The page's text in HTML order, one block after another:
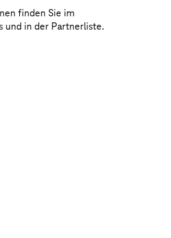
Partnerschaft vereinen Google
ihre jeweiligen Stärken, die
finden Sie im
und in der Partnerliste.